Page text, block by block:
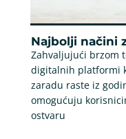
Najbolji načini
Zahvaljujući brzom
digitalnih platformi
zaradu raste iz
omogućuju
ostvaru